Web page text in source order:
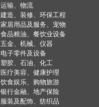
运输、物流
建造、装修、环保工程
家居用品及服务、宠物
食品粮油、餐饮业设备
五金、机械、仪器
电子零件及设备
塑胶、石油、化工
医疗美容、健康护理
饮食娱乐、购物旅游
银行金融、地产保险
服装及配饰、纺织品